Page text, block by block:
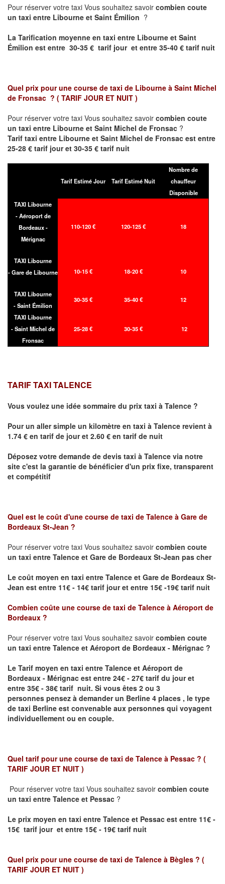
Pour réserver votre taxi Vous souhaitez savoir combien coute
un taxi entre Libourne et Saint Émilion ?
La Tarification moyenne en taxi entre Libourne et Saint
Émilion est entre 30-35 € tarif jour et entre 35-40 € tarif nuit
Quel prix pour une course de taxi de Libourne à Saint Michel
de Fronsac ? ( TARIF JOUR ET NUIT )
Pour réserver votre taxi Vous souhaitez savoir combien coute
un taxi entre Libourne et Saint Michel de Fronsac ?
Tarif taxi entre Libourne et Saint Michel de Fronsac est entre
25-28 € tarif jour et 30-35 € tarif nuit
Tarif Estimé Jour Tarif Estimé Nuit
Nombre de
chauffeur
Disponible
TAXI Libourne
- Aéroport de
Bordeaux -
Mérignac
110-120 € 120-125 € 18
TAXI Libourne
- Gare de Libourne
10-15 € 18-20 € 10
TAXI Libourne
- Saint Émilion
30-35 € 35-40 € 12
TAXI Libourne
- Saint Michel de
Fronsac
25-28 € 30-35 € 12
TARIF TAXI TALENCE
Vous voulez une idée sommaire du prix taxi à Talence ?
Pour un aller simple un kilomètre en taxi à Talence revient à
1.74 € en tarif de jour et 2.60 € en tarif de nuit
Déposez votre demande de devis taxi à Talence via notre
site c'est la garantie de bénéficier d'un prix fixe, transparent
et compétitif
Quel est le coût d'une course de taxi de Talence à Gare de
Bordeaux St-Jean ?
Pour réserver votre taxi Vous souhaitez savoir combien coute
un taxi entre Talence et Gare de Bordeaux St-Jean pas cher
Le coût moyen en taxi entre Talence et Gare de Bordeaux St-
Jean est entre 11€ - 14€ tarif jour et entre 15€ -19€ tarif nuit
Combien coûte une course de taxi de Talence à Aéroport de
Bordeaux ?
Pour réserver votre taxi Vous souhaitez savoir combien coute
un taxi entre Talence et Aéroport de Bordeaux - Mérignac ?
Le Tarif moyen en taxi entre Talence et Aéroport de
Bordeaux - Mérignac est entre 24€ - 27€ tarif du jour et
entre 35€ - 38€ tarif nuit. Si vous êtes 2 ou 3
personnes pensez à demander un Berline 4 places , le type
de taxi Berline est convenable aux personnes qui voyagent
individuellement ou en couple.
Quel tarif pour une course de taxi de Talence à Pessac ? (
TARIF JOUR ET NUIT )
Pour réserver votre taxi Vous souhaitez savoir combien coute
un taxi entre Talence et Pessac ?
Le prix moyen en taxi entre Talence et Pessac est entre 11€ -
15€ tarif jour et entre 15€ - 19€ tarif nuit
Quel prix pour une course de taxi de Talence à Bègles ? (
TARIF JOUR ET NUIT )